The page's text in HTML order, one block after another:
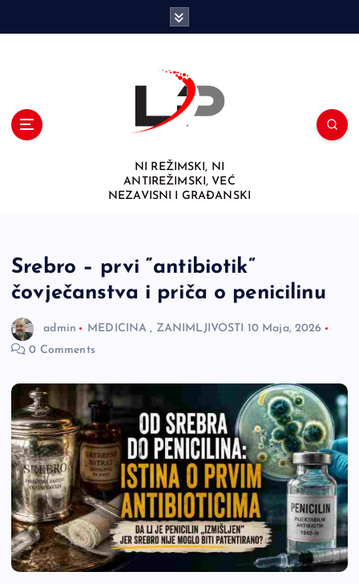
NI REŽIMSKI, NI
ANTIREŽIMSKI, VEĆ
NEZAVISNI I GRAĐANSKI
Srebro – prvi “antibiotik”
čovječanstva i priča o penicilinu
admin MEDICINA , ZANIMLJIVOSTI 10 Maja, 2026
0 Comments